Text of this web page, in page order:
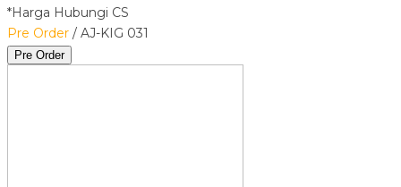
*Harga Hubungi CS
Pre Order / AJ-KIG 031
Pre Order